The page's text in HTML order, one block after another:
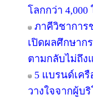
โลกกว่า
ภาคีวิชาการ
เปิดผลศึกษาก
ตามกลับไม่ถึง
5 แบรนด์เครื
วางใจจากผู้บ